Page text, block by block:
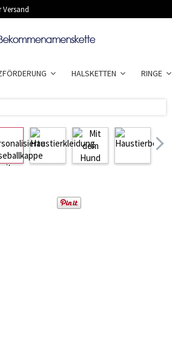
Versand
HALSKETTEN RINGE